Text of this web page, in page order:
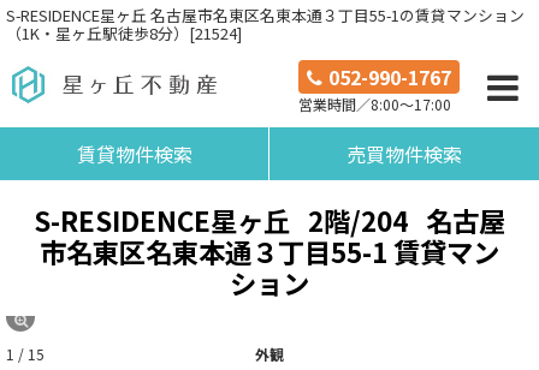
S-RESIDENCE星ヶ丘 名古屋市名東区名東本通３丁目55-1の賃貸マンション
（1K・星ヶ丘駅徒歩8分）[21524]
052-990-1767
営業時間／8:00～17:00
賃貸物件検索 売買物件検索
S-RESIDENCE星ヶ丘 2階/204 名古屋
市名東区名東本通３丁目55-1 賃貸マン
ション
外観
1 / 15